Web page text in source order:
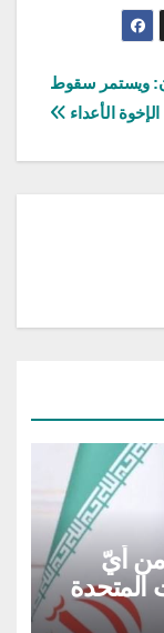
ويستمر سقوط
الأعداء
من أيّ
المتحدة